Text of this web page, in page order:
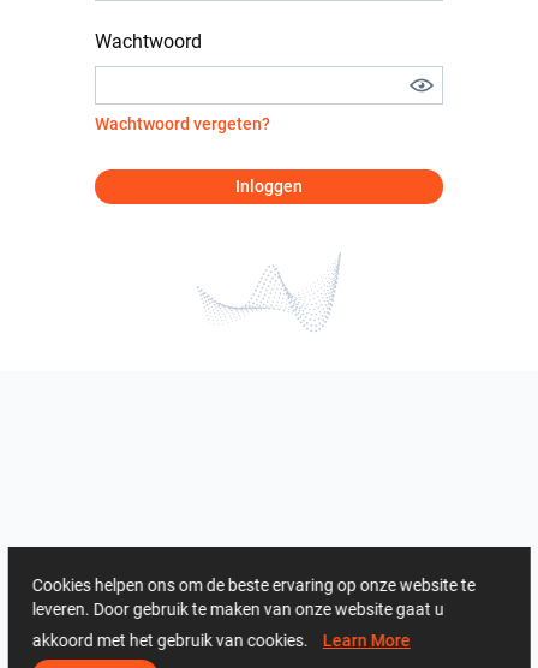
Wachtwoord
Wachtwoord vergeten?
Inloggen
Cookies helpen ons om de beste ervaring op onze website te
leveren. Door gebruik te maken van onze website gaat u
akkoord met het gebruik van cookies. Learn More